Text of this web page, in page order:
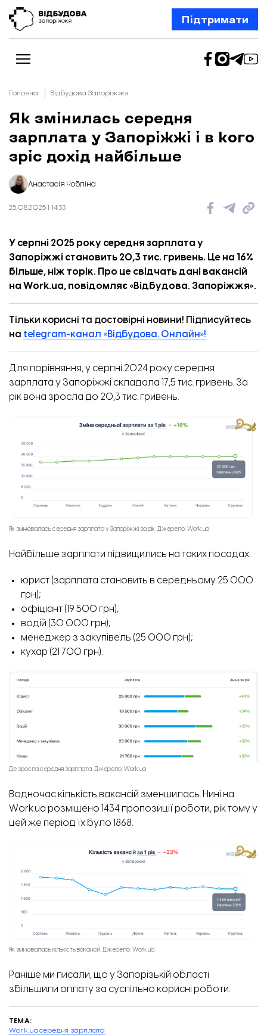
Підтримати
Новини
Відбудова Запоріжжя
Ексклюзив
Бізнес
Шлях додому
Відбудова. Життя
Про нас
Головна Відбудова Запоріжжя
Як змінилась середня
зарплата у Запоріжжі і в кого
зріс дохід найбільше
Анастасія Чобліна
25.08.2025 | 14:33
У серпні 2025 року середня зарплата у
Запоріжжі становить 20,3 тис. гривень. Це на 16%
більше, ніж торік. Про це свідчатьдані вакансій
на Work.ua, повідомляє «Відбудова. Запоріжжя».
Тільки корисні та достовірні новини! Підписуйтесь
на telegram-канал «Відбудова. Онлайн»!
Для порівняння, у серпні 2024 року середня
зарплата у Запоріжжі складала 17,5 тис. гривень. За
рік вона зросла до 20,3 тис. гривень.
Як змінювалась середня зарплата у Запоріжжі за рік. Джерело: Work.ua
Найбільше зарплати підвищились на таких посадах:
юрист (зарплата становить в середньому 25 000
грн);
офіціант (19 500 грн);
водій (30 000 грн);
менеджер з закупівель (25 000 грн);
кухар (21 700 грн).
Де зросла середня зарплата. Джерело: Work.ua
Водночас кількість вакансій зменшилась. Нині на
Work.ua розміщено 1434 пропозиції роботи, рік тому у
цей же період їх було 1868.
Як змінювалась кількість вакансій. Джерело: Work.ua
Раніше ми писали, що у Запорізькій області
збільшили оплату за суспільно корисні роботи.
ТЕМА:
Work.uaсередня зарплата